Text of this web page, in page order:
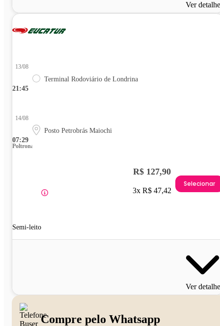
Ver
21:45
13/08
Terminal Rodoviário de Londrina
07:29
14/08
Posto Petrobrás Maiochi
Poltrona
Semi-leito
R$ 127,90
3x R$ 47,42
Selecionar
Ver
Compre pelo Whatsapp